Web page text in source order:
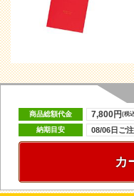
商品総額代金 7,800円(税
納期目安 08/06日ご
カ